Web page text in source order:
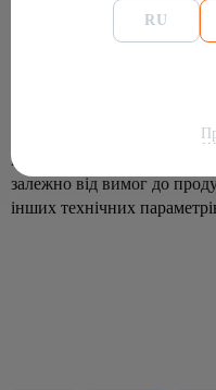
вартість та наявність.
працюють на алгоритмі
залежно від вимог до
інших технічних
RU